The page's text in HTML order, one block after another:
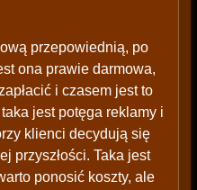
przepowiednią, po
ona prawie darmowa,
i czasem jest to
jest potęga reklamy i
klienci decydują się
przyszłości. Taka jest
ponosić koszty, ale